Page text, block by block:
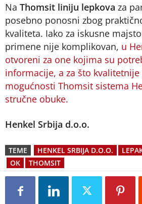
Na Thomsit liniju lepkova za
posebno ponosni zbog
kvaliteta. Iako za iskusne
primene nije komplikovan, u
otvoreni za one kojima su
informacije, a za što
mogućnosti Thomsit sistema
stručne obuke.
Henkel Srbija d.o.o.
TEME HENKEL SRBIJA D.O.O.
OK
THOMSIT